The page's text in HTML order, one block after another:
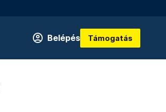
Belépés Támogatás